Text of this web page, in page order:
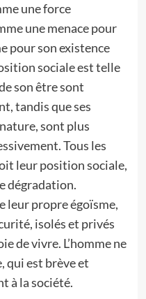
une force
une menace pour
pour son existence
sociale est telle
son être sont
tandis que ses
sont plus
Tous les
leur position sociale,
dégradation.
leur propre égoïsme,
isolés et privés
de vivre. L’homme ne
qui est brève et
à la société.